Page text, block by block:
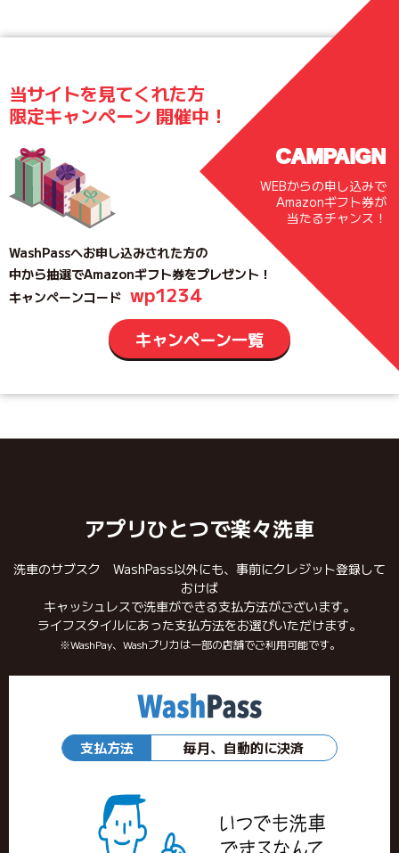
CAMPAIGN
WEBからの申し込みで
Amazonギフト券が
当たるチャンス！
当サイトを見てくれた方
限定キャンペーン 開催中！
WashPassへお申し込みされた方の
中から抽選でAmazonギフト券をプレゼント！
キャンペーンコード wp1234
キャンペーン一覧
アプリひとつで楽々洗車
洗車のサブスク WashPass以外にも、事前にクレジット登録して
おけば
キャッシュレスで洗車ができる支払方法がございます。
ライフスタイルにあった支払方法をお選びいただけます。
※WashPay、Washプリカは一部の店舗でご利用可能です。
支払方法 毎月、自動的に決済